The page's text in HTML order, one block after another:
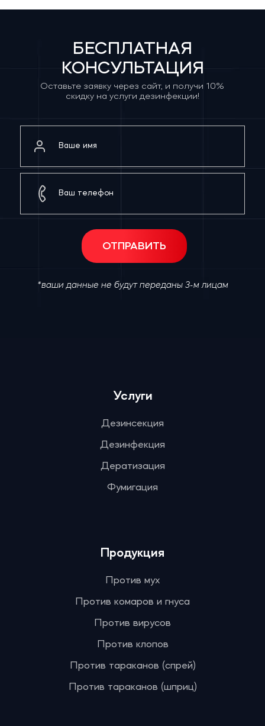
БЕСПЛАТНАЯ
КОНСУЛЬТАЦИЯ
Оставьте заявку через сайт, и получи 10%
скидку на услуги дезинфекции!
*ваши данные не будут переданы 3-м лицам
Услуги
Дезинсекция
Дезинфекция
Дератизация
Фумигация
Продукция
Против мух
Против комаров и гнуса
Против вирусов
Против клопов
Против тараканов (спрей)
Против тараканов (шприц)